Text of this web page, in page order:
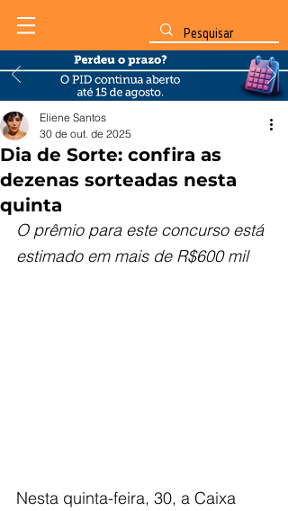
Dia de Sorte: confira as
dezenas sorteadas nesta
quinta
Eliene Santos
30 de out. de 2025
O prêmio para este concurso está
estimado em mais de R$600 mil
Nesta quinta-feira, 30, a Caixa